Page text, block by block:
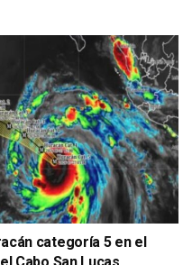
categoría 5 en el